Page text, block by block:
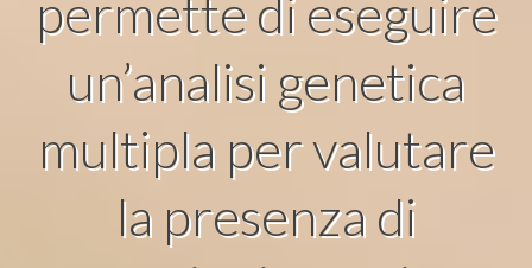
permette di eseguire
un’analisi genetica
multipla per valutare
la presenza di